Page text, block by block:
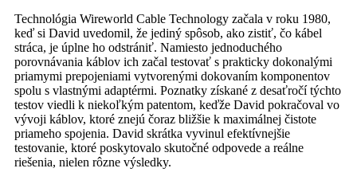
Technológia Wireworld Cable Technology začala v roku 1980,
keď si David uvedomil, že jediný spôsob, ako zistiť, čo kábel
stráca, je úplne ho odstrániť. Namiesto jednoduchého
porovnávania káblov ich začal testovať s prakticky dokonalými
priamymi prepojeniami vytvorenými dokovaním komponentov
spolu s vlastnými adaptérmi. Poznatky získané z desaťročí týchto
testov viedli k niekoľkým patentom, keďže David pokračoval vo
vývoji káblov, ktoré znejú čoraz bližšie k maximálnej čistote
priameho spojenia. David skrátka vyvinul efektívnejšie
testovanie, ktoré poskytovalo skutočné odpovede a reálne
riešenia, nielen rôzne výsledky.